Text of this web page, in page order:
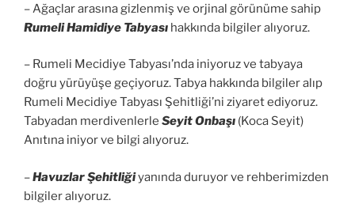
– Ağaçlar arasına gizlenmiş ve orjinal görünüme sahip
Rumeli Hamidiye Tabyası hakkında bilgiler alıyoruz.
– Rumeli Mecidiye Tabyası’nda iniyoruz ve tabyaya
doğru yürüyüşe geçiyoruz. Tabya hakkında bilgiler alıp
Rumeli Mecidiye Tabyası Şehitliği’ni ziyaret ediyoruz.
Tabyadan merdivenlerle Seyit Onbaşı (Koca Seyit)
Anıtına iniyor ve bilgi alıyoruz.
–Havuzlar Şehitliğiyanında duruyor ve rehberimizden
bilgiler alıyoruz.